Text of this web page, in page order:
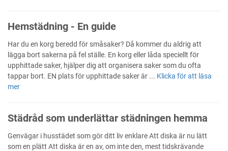
Hemstädning - En guide
Har du en korg beredd för småsaker? Då kommer du aldrig att
lägga bort sakerna på fel ställe. En korg eller låda speciellt för
upphittade saker, hjälper dig att organisera saker som du ofta
tappar bort. EN plats för upphittade saker är ... Klicka för att läsa
mer
Städråd som underlättar städningen hemma
Genvägar i husstädet som gör ditt liv enklare Att diska är nu lätt
som en plätt Att diska är en av, om inte den, mest tidskrävande